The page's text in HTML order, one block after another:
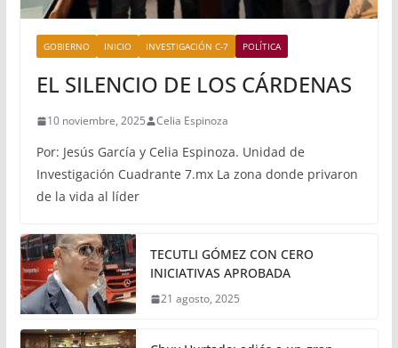
GOBIERNO INICIO INVESTIGACIÓN C-7 POLÍTICA
EL SILENCIO DE LOS CÁRDENAS
10 noviembre, 2025 Celia Espinoza
Por: Jesús García y Celia Espinoza. Unidad de
Investigación Cuadrante 7.mx La zona donde privaron
de la vida al líder
TECUTLI GÓMEZ CON CERO
INICIATIVAS APROBADA
21 agosto, 2025